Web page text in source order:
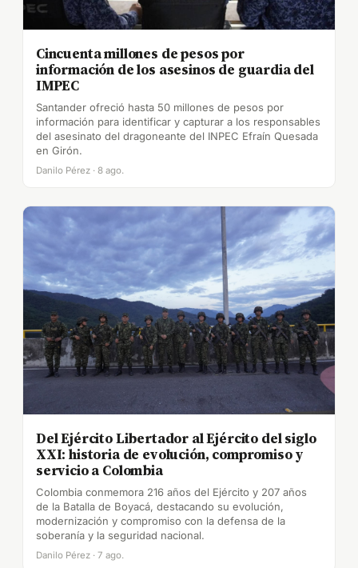
Cincuenta millones de pesos por
información de los asesinos de guardia del
IMPEC
Santander ofreció hasta 50 millones de pesos por
información para identificar y capturar a los responsables
del asesinato del dragoneante del INPEC Efraín Quesada
en Girón.
Danilo Pérez · 8 ago.
Del Ejército Libertador al Ejército del siglo
XXI: historia de evolución, compromiso y
servicio a Colombia
Colombia conmemora 216 años del Ejército y 207 años
de la Batalla de Boyacá, destacando su evolución,
modernización y compromiso con la defensa de la
soberanía y la seguridad nacional.
Danilo Pérez · 7 ago.